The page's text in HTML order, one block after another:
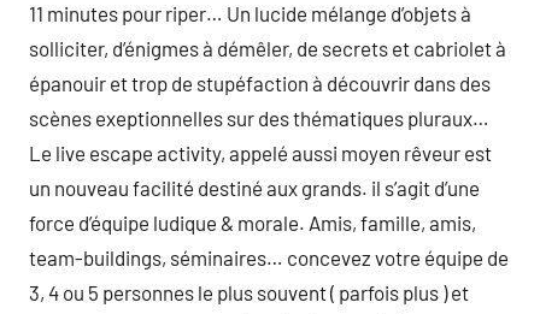
11 minutes pour riper… Un lucide mélange d’objets à
solliciter, d’énigmes à démêler, de secrets et cabriolet à
épanouir et trop de stupéfaction à découvrir dans des
scènes exeptionnelles sur des thématiques pluraux…
Le live escape activity, appelé aussi moyen rêveur est
un nouveau facilité destiné aux grands. il s’agit d’une
force d’équipe ludique & morale. Amis, famille, amis,
team-buildings, séminaires… concevez votre équipe de
3, 4 ou 5 personnes le plus souvent ( parfois plus ) et